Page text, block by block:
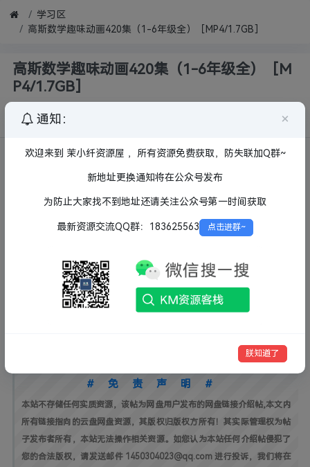
学习区
高斯数学趣味动画420集（1-6年级全）［MP4/1.7GB］
高斯数学趣味动画420集（1-6年级全）［M
P4/1.7GB］
2025-6-23 540
夸克网盘下载：
您好，本帖含有隐藏内容，请回复后再查看。
#免责声明#
本站不存储任何实质资源，该帖为网盘用户发布的网盘链接介绍帖,本文内
所有链接指向的云盘网盘资源，其版权归版权方所有！其实际管理权为帖
子发布者所有，本站无法操作相关资源。如您认为本站任何介绍帖侵犯了
您的合法版权，请发送邮件 1450304023@qq.com 进行投诉，我们将在
通知： ×
欢迎来到 茉小纤资源屋 ，所有资源免费获取，防失联加Q群~
新地址更换通知将在公众号发布
为防止大家找不到地址还请关注公众号第一时间获取
最新资源交流QQ群：183625563 点击进群~
朕知道了